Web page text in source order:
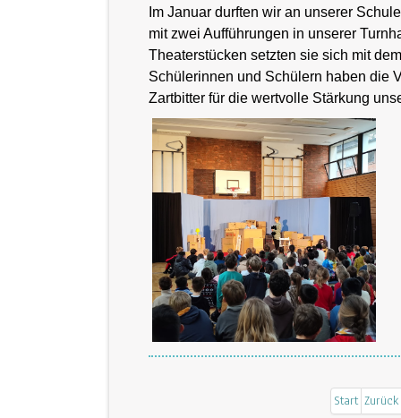
Im Januar durften wir an unserer
mit zwei Aufführungen in unserer
Theaterstücken setzten sie sich mit
Schülerinnen und Schülern haben die
Zartbitter für die wertvolle Stärkung
Start Zurück